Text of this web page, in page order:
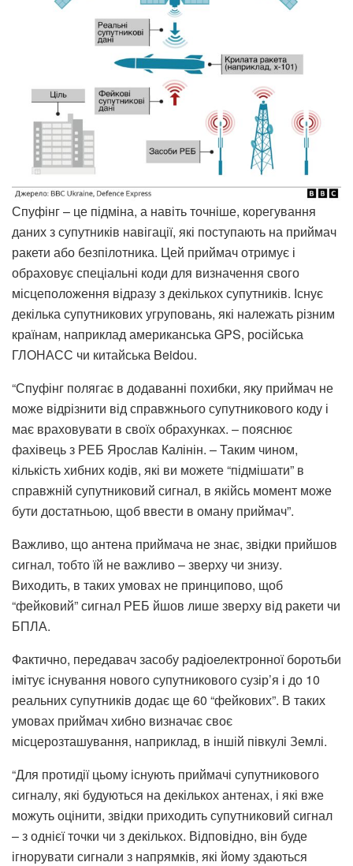
Спуфінг – це підміна, а навіть точніше, корегування
даних з супутників навігації, які поступають на приймач
ракети або безпілотника. Цей приймач отримує і
обраховує спеціальні коди для визначення свого
місцеположення відразу з декількох супутників. Існує
декілька супутникових угруповань, які належать різним
країнам, наприклад американська GPS, російська
ГЛОНАСС чи китайська Beidou.
“Спуфінг полягає в додаванні похибки, яку приймач не
може відрізнити від справжнього супутникового коду і
має враховувати в своїх обрахунках. – пояснює
фахівець з РЕБ Ярослав Калінін. – Таким чином,
кількість хибних кодів, які ви можете “підмішати” в
справжній супутниковий сигнал, в якійсь момент може
бути достатньою, щоб ввести в оману приймач”.
Важливо, що антена приймача не знає, звідки прийшов
сигнал, тобто їй не важливо – зверху чи знизу.
Виходить, в таких умовах не принципово, щоб
“фейковий” сигнал РЕБ йшов лише зверху від ракети чи
БПЛА.
Фактично, передавач засобу радіоелектронної боротьби
імітує існування нового супутникового сузір’я і до 10
реальних супутників додає ще 60 “фейкових”. В таких
умовах приймач хибно визначає своє
місцерозташування, наприклад, в іншій півкулі Землі.
“Для протидії цьому існують приймачі супутникового
сигналу, які будуються на декількох антенах, і які вже
можуть оцінити, звідки приходить супутниковий сигнал
– з однієї точки чи з декількох. Відповідно, він буде
ігнорувати сигнали з напрямків, які йому здаються